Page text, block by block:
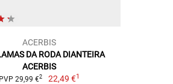
ACERBIS
DA RODA DIANTEIRA
ACERBIS
PVP 29,99 €2 22,49 €1